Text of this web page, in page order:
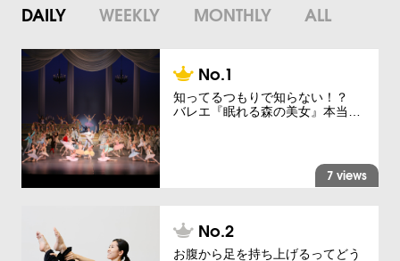
DAILY WEEKLY MONTHLY ALL
知ってるつもりで知らない！？
バレエ『眠れる森の美女』本当…
7 views
お腹から足を持ち上げるってどう